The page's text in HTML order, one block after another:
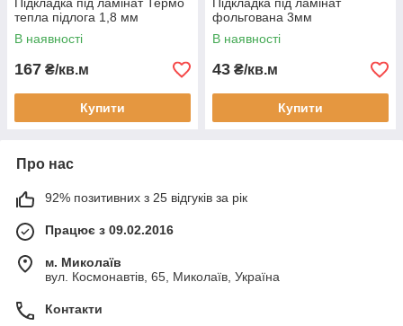
тепла підлога 1,8 мм
В наявності
167 ₴/кв.м
Купити
фольгована 3мм
В наявності
43 ₴/кв.м
Купити
Про нас
92% позитивних з 25 відгуків за рік
Працює з 09.02.2016
м. Миколаїв
вул. Космонавтів, 65, Миколаїв, Україна
Контакти